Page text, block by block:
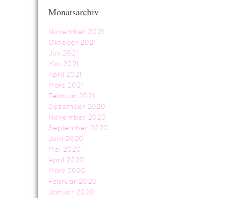
Monatsarchiv
November 2021
Oktober 2021
Juli 2021
Mai 2021
April 2021
März 2021
Februar 2021
Dezember 2020
November 2020
September 2020
Juni 2020
Mai 2020
April 2020
März 2020
Februar 2020
Januar 2020